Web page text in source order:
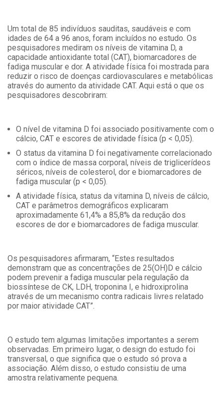
Um total de 85 indivíduos sauditas, saudáveis e com
idades de 64 a 96 anos, foram incluídos no estudo. Os
pesquisadores mediram os níveis de vitamina D, a
capacidade antioxidante total (CAT), biomarcadores de
fadiga muscular e dor. A atividade física foi mostrada para
reduzir o risco de doenças cardiovasculares e metabólicas
através do aumento da atividade CAT. Aqui está o que os
pesquisadores descobriram:
O nível de vitamina D foi associado positivamente com o
cálcio, CAT e escores de atividade física (p < 0,05).
O status da vitamina D foi negativamente correlacionado
com o índice de massa corporal, níveis de triglicerídeos
séricos, níveis de colesterol, dor e biomarcadores de
fadiga muscular (p < 0,05).
A atividade física, status da vitamina D, níveis de cálcio,
CAT e parâmetros demográficos explicaram
aproximadamente 61,4% a 85,8% da redução dos
escores de dor e biomarcadores de fadiga muscular.
Os pesquisadores afirmaram, “Estes resultados
demonstram que as concentrações de 25(OH)D e cálcio
podem prevenir a fadiga muscular pela regulação da
biossíntese de CK, LDH, troponina I, e hidroxiprolina
através de um mecanismo contra radicais livres relatado
por maior atividade CAT”.
O estudo tem algumas limitações importantes a serem
observadas. Em primeiro lugar, o design do estudo foi
transversal, o que significa que o estudo só prova a
associação. Além disso, o estudo consistiu de uma
amostra relativamente pequena.